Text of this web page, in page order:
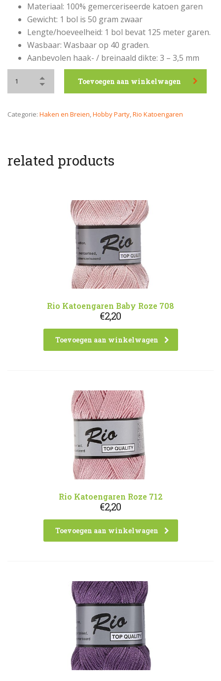
Materiaal: 100% gemerceriseerde katoen garen
Gewicht: 1 bol is 50 gram zwaar
Lengte/hoeveelheid: 1 bol bevat 125 meter garen.
Wasbaar: Wasbaar op 40 graden.
Aanbevolen haak- / breinaald dikte: 3 – 3,5 mm
Toevoegen aan winkelwagen
Categorie: Haken en Breien,Hobby Party,Rio Katoengaren
related products
Rio Katoengaren Baby Roze 708
€2,20
Toevoegen aan winkelwagen
Rio Katoengaren Roze 712
€2,20
Toevoegen aan winkelwagen